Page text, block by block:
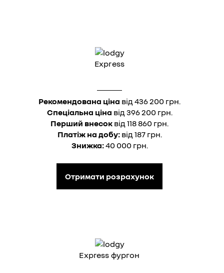
Express
Рекомендована ціна від 436 200 грн.
Спеціальна ціна від 396 200 грн.
Перший внесок від 118 860 грн.
Платіж на добу:від 187 грн.
Знижка:40 000 грн.
Отримати розрахунок
Express фургон